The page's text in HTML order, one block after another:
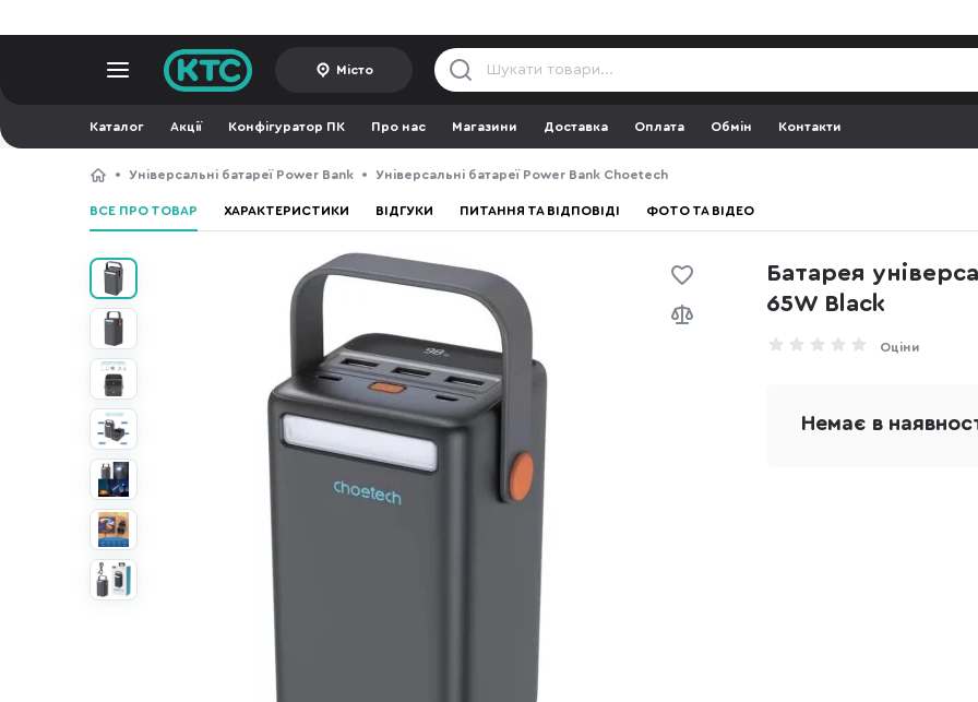
Місто
Каталог Акції Конфігуратор ПК Про нас Магазини Доставка Оплата Обмін Контакти
Універсальні батареї Power Bank Універсальні батареї Power Bank Choetech
ВСЕ ПРО ТОВАР ХАРАКТЕРИСТИКИ ВІДГУКИ ПИТАННЯ ТА ВІДПОВІДІ ФОТО ТА ВІДЕО
Батарея
65W Black
Оціни
Немає в